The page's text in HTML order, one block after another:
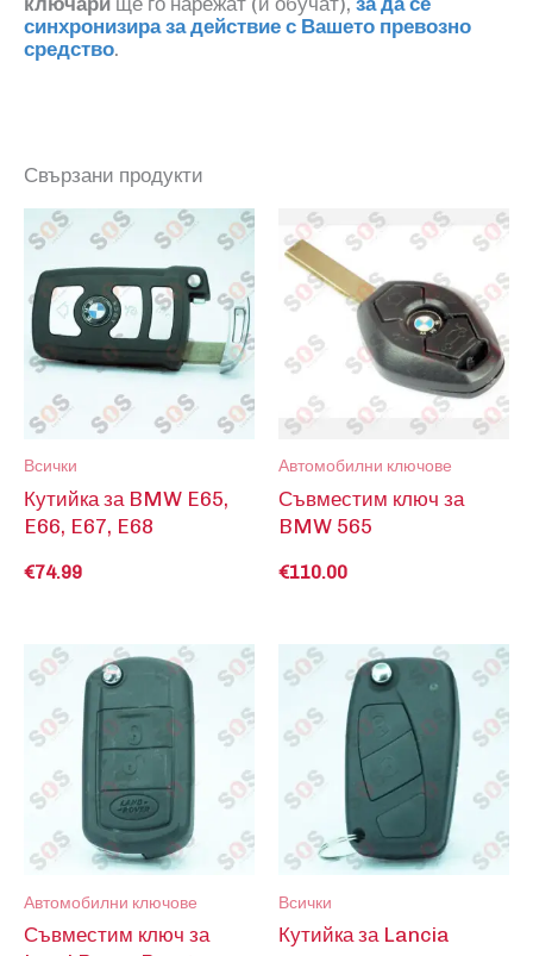
синхронизира за действие с Вашето превозно
средство.
Свързани продукти
Всички
Кутийка за BMW E65,
E66, E67, E68
€74.99
Автомобилни ключове
Съвместим ключ за
BMW 565
€110.00
Автомобилни ключове
Съвместим ключ за
Всички
Кутийка за Lancia